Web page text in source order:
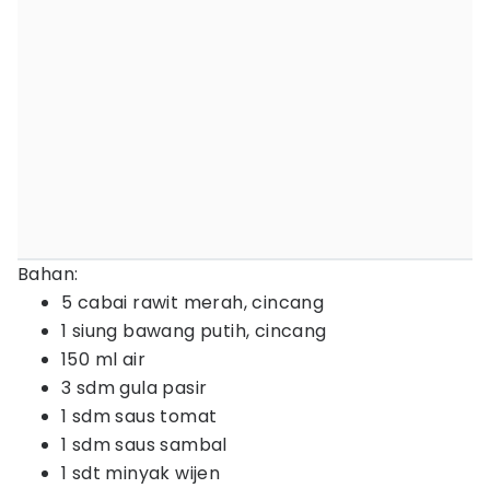
Bahan:
5 cabai rawit merah, cincang
1 siung bawang putih, cincang
150 ml air
3 sdm gula pasir
1 sdm saus tomat
1 sdm saus sambal
1 sdt minyak wijen